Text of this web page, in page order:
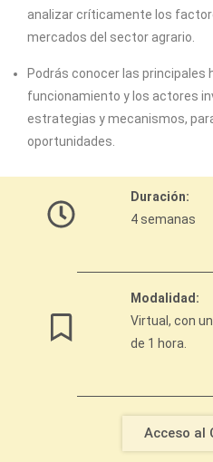
analizar críticamente los
mercados del sector agrario.
Podrás conocer las
funcionamiento y los actores
estrategias y mecanismos,
oportunidades.
Duración:
4 semanas
Modalidad:
Virtual, con
de 1 hora.
Acceso al